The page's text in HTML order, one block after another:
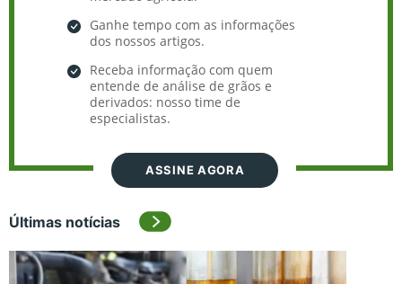
Ganhe tempo com as informações
dos nossos artigos.
Receba informação com quem
entende de análise de grãos e
derivados: nosso time de
especialistas.
ASSINE AGORA
Últimas notícias